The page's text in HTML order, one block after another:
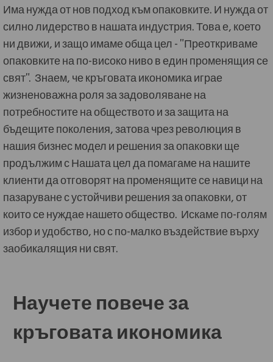
Има нужда от нов подход към опаковките. И нужда от
силно лидерство в нашата индустрия. Това е, което
ни движи, и защо имаме обща цел - "Преoткриваме
опаковките на по-високо ниво в един променящия се
свят". Знаем, че кръговата икономика играе
жизненоважна роля за задоволяване на
потребностите на обществото и за защита на
бъдещите поколения, затова чрез революция в
нашия бизнес модел и решения за опаковки ще
продължим с Нашата цел да помагаме на нашите
клиенти да отговорят на променящите се навици на
пазаруване с устойчиви решения за опаковки, от
които се нуждае нашето общество. Искаме по-голям
избор и удобство, но с по-малко въздействие върху
заобикалящия ни свят.
Научете повече за
кръговата икономика